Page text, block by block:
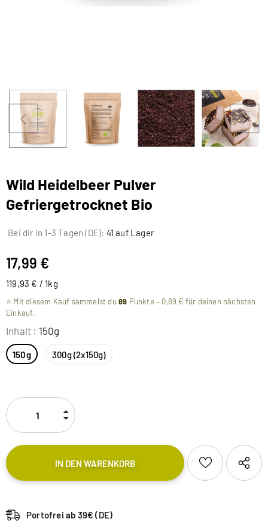
Wild Heidelbeer Pulver
Gefriergetrocknet Bio
Bei dir in 1-3 Tagen (DE): 41 auf Lager
17,99 €
119,93 € / 1kg
⭐ Mit diesem Kauf sammelst du 89 Punkte – 0,89 € für deinen nächsten
Einkauf.
Inhalt : 150g
150g 300g (2x150g)
Portofrei ab 39€ (DE)